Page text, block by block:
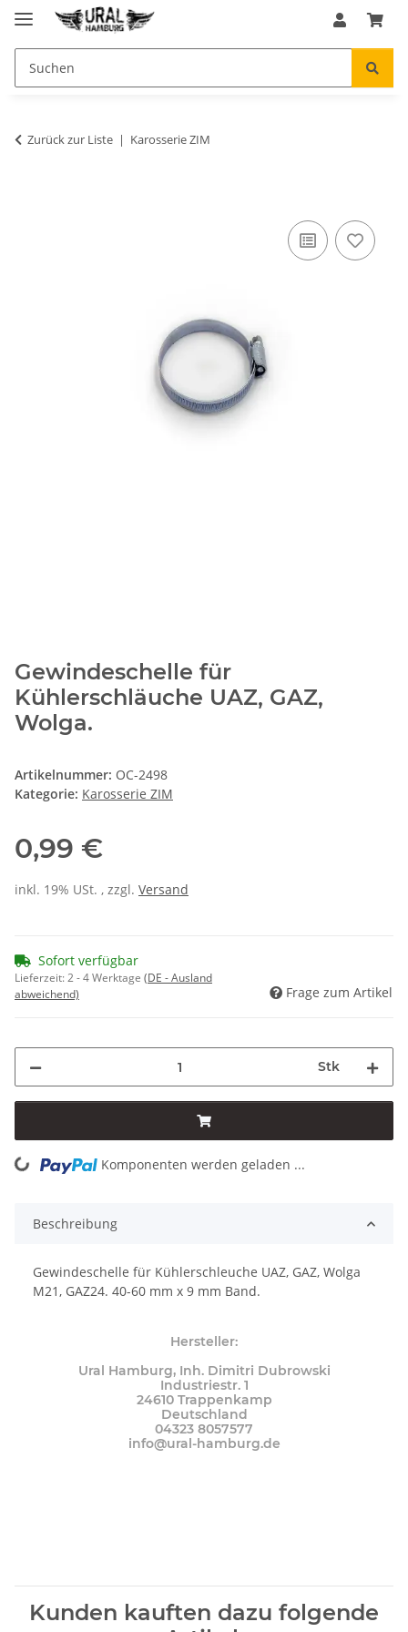
Zurück zur Liste Karosserie ZIM
Gewindeschelle für
Kühlerschläuche UAZ, GAZ,
Wolga.
Artikelnummer: OC-2498
Kategorie: Karosserie ZIM
0,99 €
inkl. 19% USt. , zzgl. Versand
Sofort verfügbar
Lieferzeit:2 - 4 Werktage (DE - Ausland
abweichend)
Frage zum Artikel
Stk
Loading... Komponenten werden geladen ...
Beschreibung
Gewindeschelle für Kühlerschleuche UAZ, GAZ, Wolga
M21, GAZ24. 40-60 mm x 9 mm Band.
Hersteller:
Ural Hamburg, Inh. Dimitri Dubrowski
Industriestr. 1
24610 Trappenkamp
Deutschland
04323 8057577
info@ural-hamburg.de
Kunden kauften dazu folgende